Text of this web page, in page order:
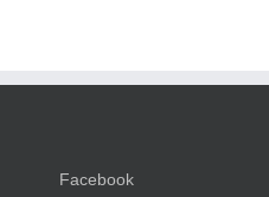
Facebook